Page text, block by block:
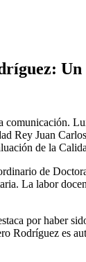
Rey Juan
de la
de
La labor
por haber
es